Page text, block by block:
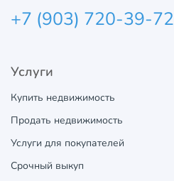
+7 (903) 720-39-72
Услуги
Купить недвижимость
Продать недвижимость
Услуги для покупателей
Срочный выкуп